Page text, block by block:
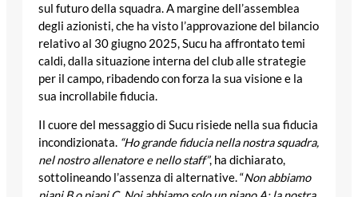
sul futuro della squadra. A margine dell’assemblea
degli azionisti, che ha visto l’approvazione del bilancio
relativo al 30 giugno 2025, Sucu ha affrontato temi
caldi, dalla situazione interna del club alle strategie
per il campo, ribadendo con forza la sua visione e la
sua incrollabile fiducia.
Il cuore del messaggio di Sucu risiede nella sua fiducia
incondizionata. “Ho grande fiducia nella nostra squadra,
nel nostro allenatore e nello staff”, ha dichiarato,
sottolineando l’assenza di alternative. “Non abbiamo